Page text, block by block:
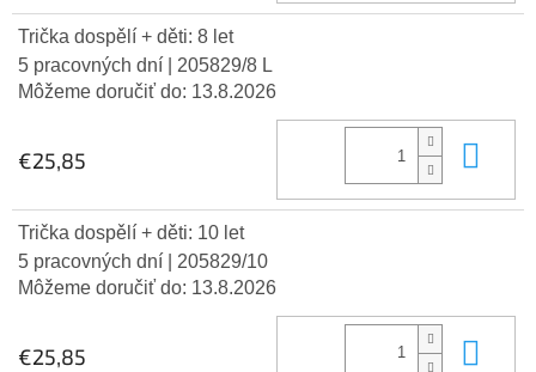
Trička dospělí + děti: 8 let
5 pracovných dní
| 205829/8 L
Môžeme doručiť do: 13.8.2026
€25,85
Trička dospělí + děti: 10 let
5 pracovných dní
| 205829/10
Môžeme doručiť do: 13.8.2026
€25,85